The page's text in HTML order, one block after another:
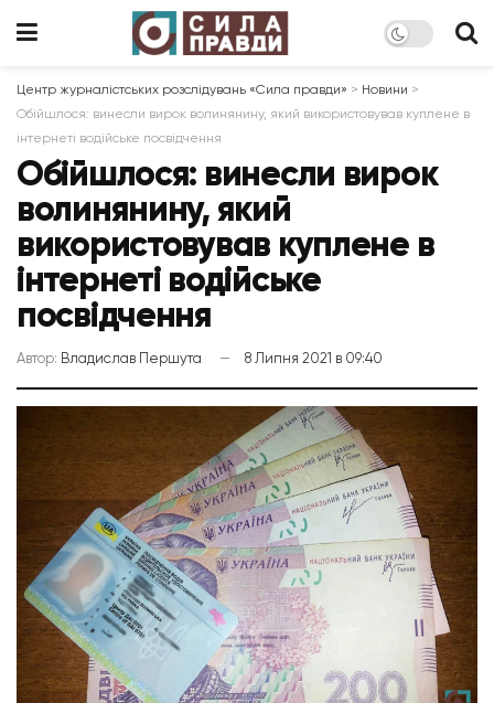
Центр журналістських розслідувань «Сила правди» > Новини >
Обійшлося: винесли вирок волинянину, який використовував куплене в
інтернеті водійське посвідчення
Обійшлося: винесли вирок
волинянину, який
використовував куплене в
інтернеті водійське
посвідчення
Автор: Владислав Першута 8 Липня 2021 в 09:40